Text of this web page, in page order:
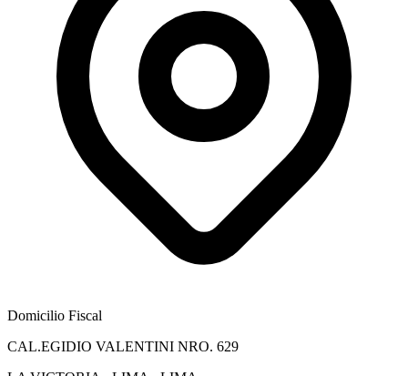
Domicilio Fiscal
CAL.EGIDIO VALENTINI NRO. 629